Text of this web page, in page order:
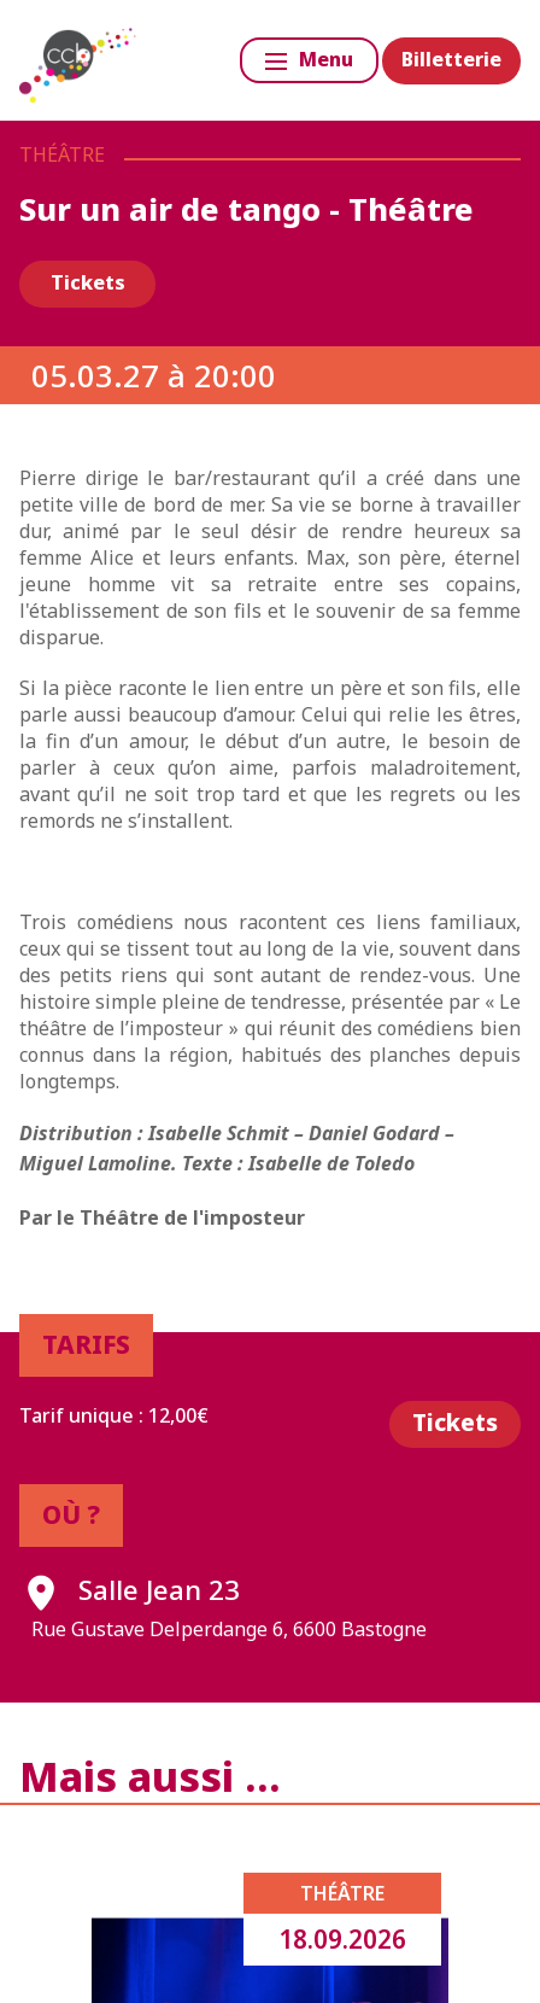
Billetterie
Menu
THÉÂTRE
Sur un air de tango - Théâtre
Tickets
05.03.27 à 20:00
Pierre dirige le bar/restaurant qu’il a créé dans une
petite ville de bord de mer. Sa vie se borne à travailler
dur, animé par le seul désir de rendre heureux sa
femme Alice et leurs enfants. Max, son père, éternel
jeune homme vit sa retraite entre ses copains,
l'établissement de son fils et le souvenir de sa femme
disparue.
Si la pièce raconte le lien entre un père et son fils, elle
parle aussi beaucoup d’amour. Celui qui relie les êtres,
la fin d’un amour, le début d’un autre, le besoin de
parler à ceux qu’on aime, parfois maladroitement,
avant qu’il ne soit trop tard et que les regrets ou les
remords ne s’installent.
Trois comédiens nous racontent ces liens familiaux,
ceux qui se tissent tout au long de la vie, souvent dans
des petits riens qui sont autant de rendez-vous. Une
histoire simple pleine de tendresse, présentée par « Le
théâtre de l’imposteur » qui réunit des comédiens bien
connus dans la région, habitués des planches depuis
longtemps.
Distribution : Isabelle Schmit – Daniel Godard –
Miguel Lamoline. Texte : Isabelle de Toledo
Par le Théâtre de l'imposteur
TARIFS
Tarif unique : 12,00€ Tickets
OÙ ?
Salle Jean 23
Rue Gustave Delperdange 6, 6600 Bastogne
Mais aussi …
THÉÂTRE
18.09.2026